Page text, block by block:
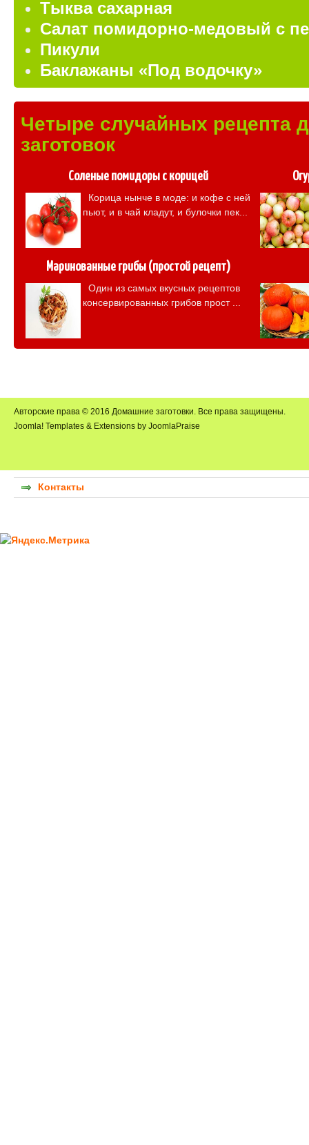
Тыква сахарная
Салат помидорно-медовый с
Пикули
Баклажаны «Под водочку»
Четыре случайных рецепта
заготовок
Соленые помидоры с корицей
Корица нынче в моде: и кофе с ней
пьют, и в чай кладут, и булочки пек...
Маринованные грибы (простой рецепт)
Один из самых вкусных рецептов
консервированных грибов прост ...
Авторские права © 2016 Домашние заготовки. Все права защищены.
Joomla! Templates & Extensions by JoomlaPraise
Контакты